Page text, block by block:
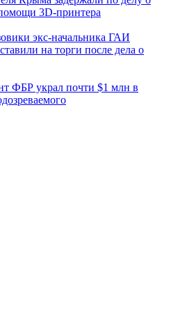
3D‑принтера
экс-начальника ГАИ
на торги после дела о
ФБР украл почти $1 млн в